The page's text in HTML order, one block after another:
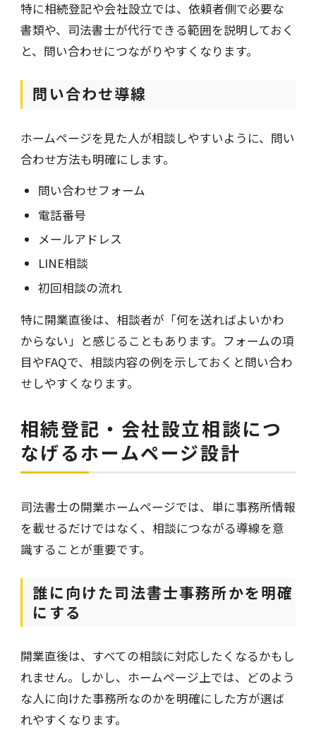
特に相続登記や会社設立では、依頼者側で必要な
書類や、司法書士が代行できる範囲を説明しておく
と、問い合わせにつながりやすくなります。
問い合わせ導線
ホームページを見た人が相談しやすいように、問い
合わせ方法も明確にします。
問い合わせフォーム
電話番号
メールアドレス
LINE相談
初回相談の流れ
特に開業直後は、相談者が「何を送ればよいかわ
からない」と感じることもあります。フォームの項
目やFAQで、相談内容の例を示しておくと問い合わ
せしやすくなります。
相続登記・会社設立相談につ
なげるホームページ設計
司法書士の開業ホームページでは、単に事務所情報
を載せるだけではなく、相談につながる導線を意
識することが重要です。
誰に向けた司法書士事務所かを明確
にする
開業直後は、すべての相談に対応したくなるかもし
れません。しかし、ホームページ上では、どのよう
な人に向けた事務所なのかを明確にした方が選ば
れやすくなります。